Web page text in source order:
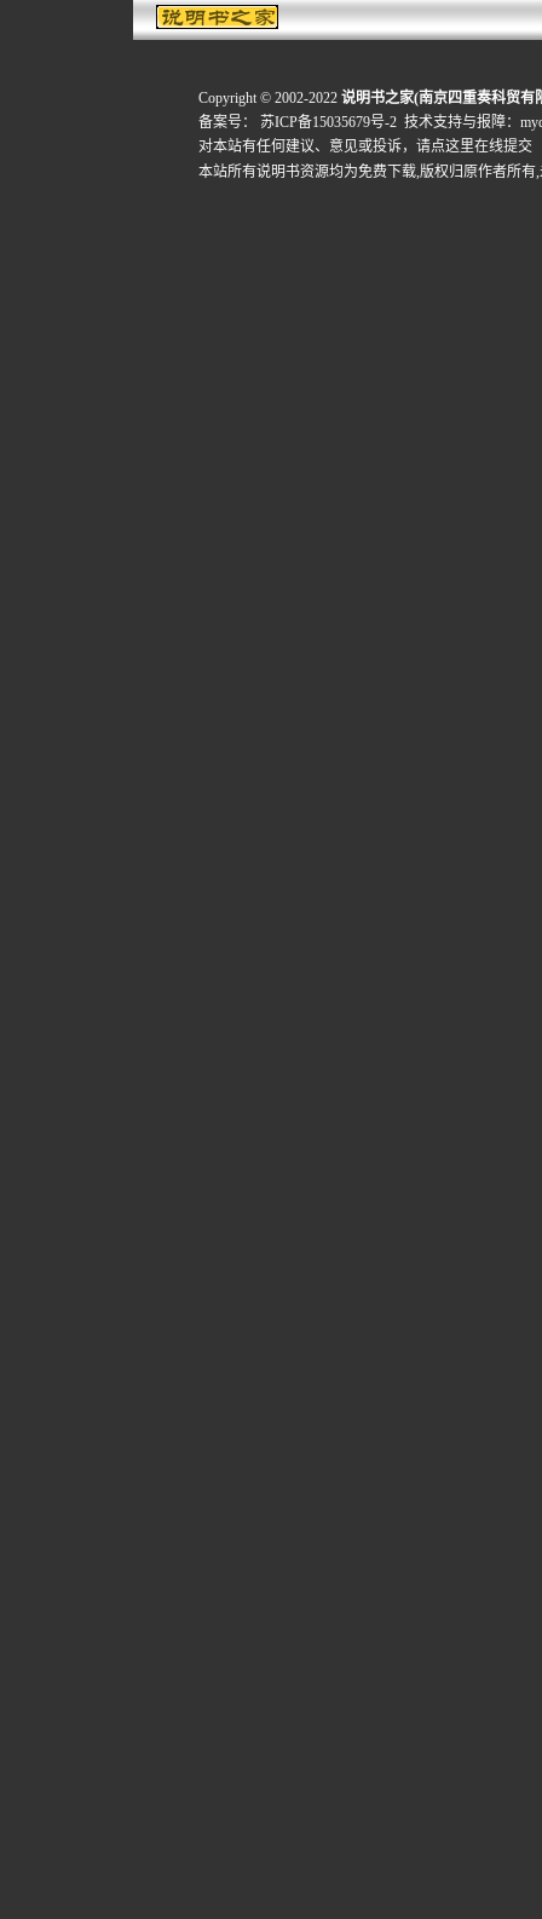
Copyright © 2002-2022 说明书之家(南京四重奏科贸有
备案号：
苏ICP备15035679号-2 技术支持与报障：
对本站有任何建议、意见或投诉， 请点这里在线提交
本站所有说明书资源均为免费下载,版权归原作者所